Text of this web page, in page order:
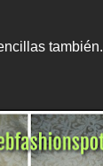
también.